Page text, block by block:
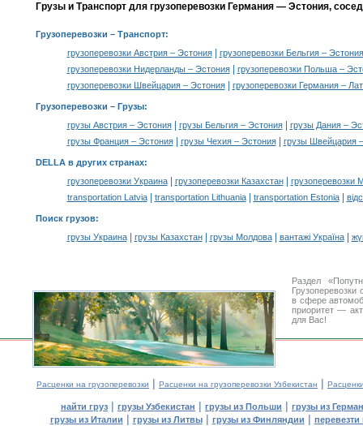
Грузы и Транспорт для грузоперевозки Германия — Эстония,
Грузоперевозки – Транспорт:
грузоперевозки Австрия – Эстония|
грузоперевозки Бельгия – Эстония
грузоперевозки Нидерланды – Эстония|
грузоперевозки Польша –
грузоперевозки Швейцария – Эстония| грузоперевозки Германия –
Грузоперевозки – Грузы:
грузы Австрия – Эстония| грузы Бельгия – Эстония|
грузы Дания –
грузы Франция – Эстония| грузы Чехия – Эстония| грузы Швейцария
DELLA в других странах:
грузоперевозки Украина| грузоперевозки Казахстан|
грузоперевозки
transportation Latvia| transportation Lithuania| transportation Estonia|
Поиск грузов:
грузы Украина| грузы Казахстан| грузы Молдова| вантажі Україна|
Раздел
в сфере
приоритет —
для Вас!
Расценки на грузоперевозки | Расценки на грузоперевозки Узбекистан |
найти груз | грузы Узбекистан | грузы из Польши | грузы из
грузы из Италии | грузы из Литвы| грузы из Финляндии | перевезти